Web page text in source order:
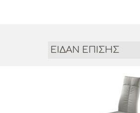
ΕΙΔΑΝ ΕΠΙΣΗΣ